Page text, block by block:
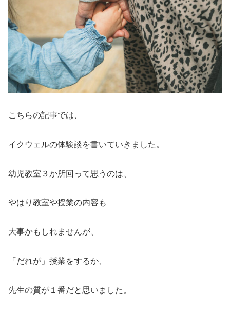
こちらの記事では、
イクウェルの体験談を書いていきました。
幼児教室３か所回って思うのは、
やはり教室や授業の内容も
大事かもしれませんが、
「だれが」授業をするか、
先生の質が１番だと思いました。